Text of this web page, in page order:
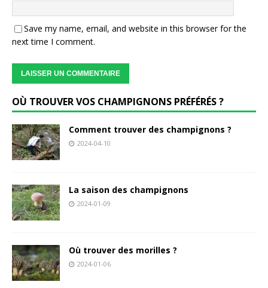
Save my name, email, and website in this browser for the
next time I comment.
OÙ TROUVER VOS CHAMPIGNONS PRÉFÉRÉS ?
Comment trouver des champignons ?
2024-04-10
La saison des champignons
2024-01-09
Où trouver des morilles ?
2024-01-06